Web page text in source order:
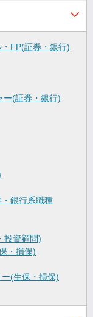
FP(証券・銀行)
ー(証券・銀行)
銀行系職種
投資顧問)
・損保)
(生保・損保)